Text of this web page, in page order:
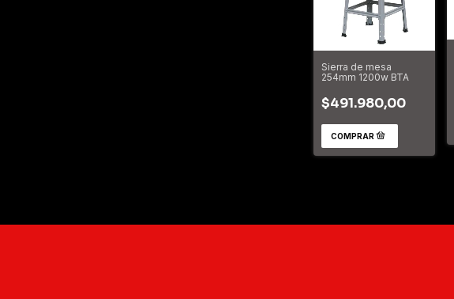
Sierra de mesa
254mm 1200w BTA
$491.980,00